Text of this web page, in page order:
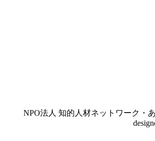
NPO法人 知的人材ネットワーク・